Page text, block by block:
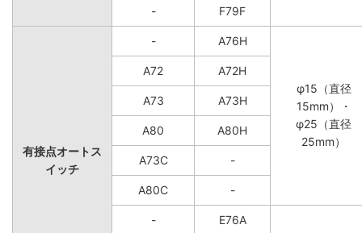
- F79F
有接点オートス
イッチ
- A76H
φ15（直径
15mm）・
φ25（直径
25mm）
A72 A72H
A73 A73H
A80 A80H
A73C -
A80C -
-
E76A